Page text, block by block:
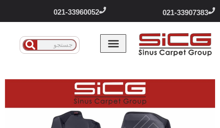
021-33907383
021-33960052